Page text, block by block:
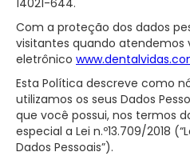
14021-644.
Com a proteção dos dados
visitantes quando atendemos
eletrônico
Esta Política descreve como
utilizamos os seus Dados
que você possui, nos termos
especial a Lei n.º13.709/2018
Dados Pessoais”).